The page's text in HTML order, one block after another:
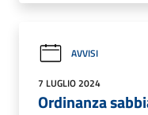
AVVISI
7 LUGLIO 2024
Ordinanza